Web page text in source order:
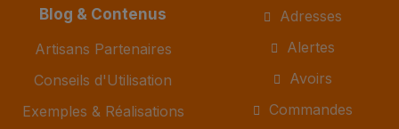
Blog & Contenus
Artisans Partenaires
Conseils d'Utilisation
Exemples & Réalisations
Adresses
Alertes
Avoirs
Commandes